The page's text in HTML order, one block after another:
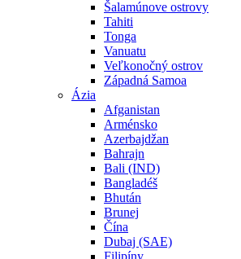
Šalamúnove ostrovy
Tahiti
Tonga
Vanuatu
Veľkonočný ostrov
Západná Samoa
Ázia
Afganistan
Arménsko
Azerbajdžan
Bahrajn
Bali (IND)
Bangladéš
Bhután
Brunej
Čína
Dubaj (SAE)
Filipíny